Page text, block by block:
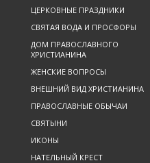
ЦЕРКОВНЫЕ ПРАЗДНИКИ
СВЯТАЯ ВОДА И ПРОСФОРЫ
ДОМ ПРАВОСЛАВНОГО
ХРИСТИАНИНА
ЖЕНСКИЕ ВОПРОСЫ
ВНЕШНИЙ ВИД ХРИСТИАНИНА
ПРАВОСЛАВНЫЕ ОБЫЧАИ
СВЯТЫНИ
ИКОНЫ
НАТЕЛЬНЫЙ КРЕСТ